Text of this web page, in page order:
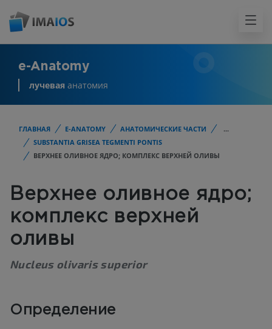
e-Anatomy
лучевая анатомия
ГЛАВНАЯ E-ANATOMY АНАТОМИЧЕСКИЕ ЧАСТИ
...
SUBSTANTIA GRISEA TEGMENTI PONTIS
ВЕРХНЕЕ ОЛИВНОЕ ЯДРО; КОМПЛЕКС ВЕРХНЕЙ ОЛИВЫ
Верхнее оливное ядро;
комплекс верхней
оливы
Nucleus olivaris superior
Определение